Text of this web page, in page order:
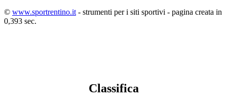
© www.sportrentino.it - strumenti per i siti sportivi - pagina creata in
0,393 sec.
Classifica